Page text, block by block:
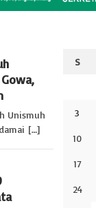
Unismuh
[…]
S
3
10
17
24